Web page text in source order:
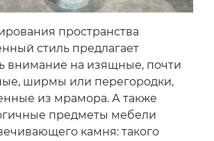
пространства
стиль предлагает
внимание на изящные, почти
ширмы или перегородки,
из мрамора. А также
предметы мебели
камня: такого